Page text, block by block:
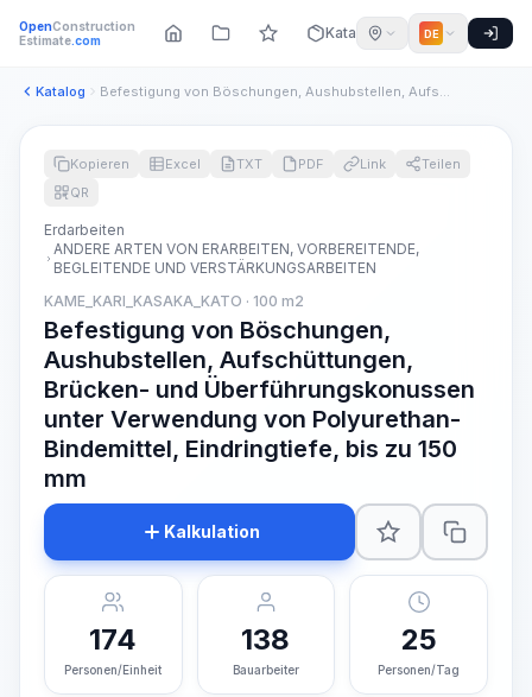
OpenConstruction
Estimate.com Katalog DE
Katalog Befestigung von Böschungen, Aushubstellen, Aufschüttungen, B...
Kopieren Excel TXT PDF Link
Teilen
QR
Erdarbeiten
ANDERE ARTEN VON ERARBEITEN, VORBEREITENDE,
BEGLEITENDE UND VERSTÄRKUNGSARBEITEN
KAME_KARI_KASAKA_KATO · 100 m2
Befestigung von Böschungen,
Aushubstellen, Aufschüttungen,
Brücken- und Überführungskonussen
unter Verwendung von Polyurethan-
Bindemittel, Eindringtiefe, bis zu 150
mm
Kalkulation
174
Personen/Einheit
138
Bauarbeiter
25
Personen/Tag